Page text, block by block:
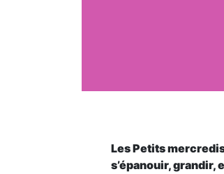
Les Petits
s’épanouir,